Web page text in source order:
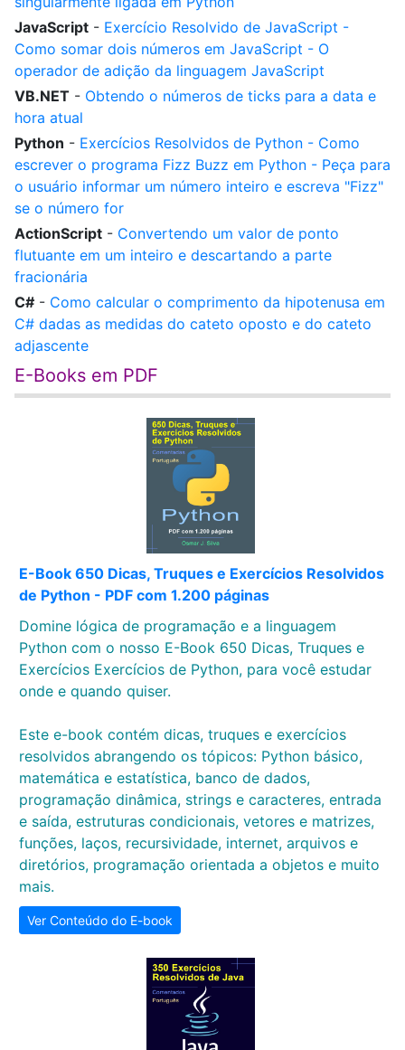
JavaScript - Exercício Resolvido de JavaScript -
Como somar dois números em JavaScript - O
operador de adição da linguagem JavaScript
VB.NET - Obtendo o números de ticks para a data e
hora atual
Python - Exercícios Resolvidos de Python - Como
escrever o programa Fizz Buzz em Python - Peça para
o usuário informar um número inteiro e escreva "Fizz"
se o número for
ActionScript - Convertendo um valor de ponto
flutuante em um inteiro e descartando a parte
fracionária
C# - Como calcular o comprimento da hipotenusa em
C# dadas as medidas do cateto oposto e do cateto
adjascente
E-Books em PDF
E-Book 650 Dicas, Truques e Exercícios Resolvidos
de Python - PDF com 1.200 páginas
Domine lógica de programação e a linguagem
Python com o nosso E-Book 650 Dicas, Truques e
Exercícios Exercícios de Python, para você estudar
onde e quando quiser.
Este e-book contém dicas, truques e exercícios
resolvidos abrangendo os tópicos: Python básico,
matemática e estatística, banco de dados,
programação dinâmica, strings e caracteres, entrada
e saída, estruturas condicionais, vetores e matrizes,
funções, laços, recursividade, internet, arquivos e
diretórios, programação orientada a objetos e muito
mais.
Ver Conteúdo do E-book